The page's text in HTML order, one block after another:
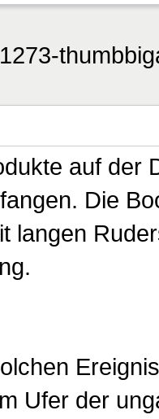
auf der
Die
langen
Ufer der